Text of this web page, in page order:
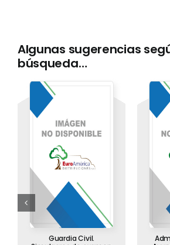
cantidad
Algunas sugerencias
búsqueda…
Guardia Civil.